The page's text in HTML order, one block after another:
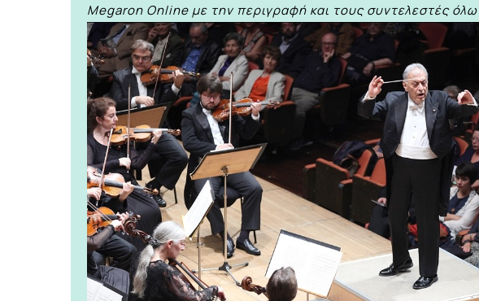
Megaron Online με την περιγραφή και τους συντελεστές